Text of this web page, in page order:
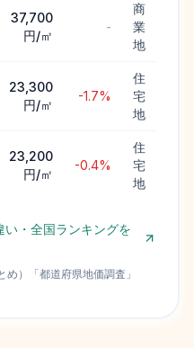
37,700
円/㎡
-
商
業
地
23,300
円/㎡
-1.7%
住
宅
地
23,200
円/㎡
-0.4%
住
宅
地
・全国ランキングを
） 「都道府県地価調査 」